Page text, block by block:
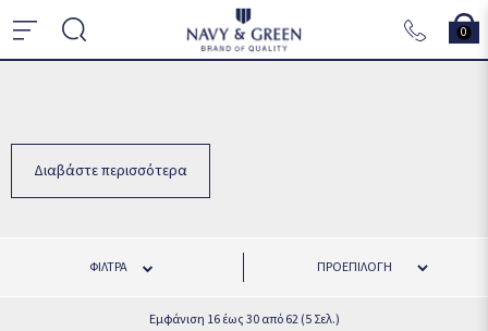
0
ΦΊΛΤΡΑ
Εμφάνιση 16 έως 30 από 62 (5 Σελ.)
Διαβάστε περισσότερα